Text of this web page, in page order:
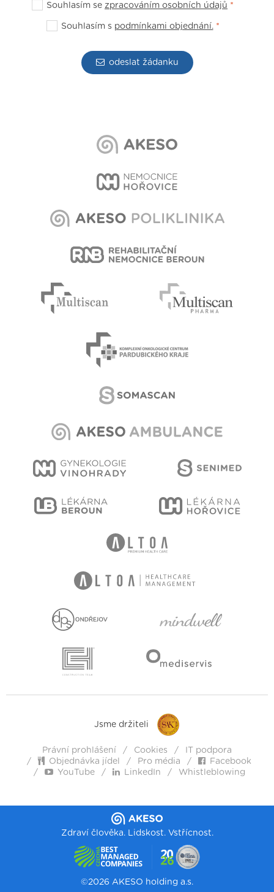
Souhlasím se zpracováním osobních údajů *
Souhlasím s podmínkami objednání. *
odeslat žádanku
Jsme držiteli
Právní prohlášení Cookies
IT podpora
Objednávka jídel
Pro média
Facebook
YouTube
LinkedIn Whistleblowing
Zdraví člověka. Lidskost. Vstřícnost.
©2026 AKESO holding a.s.